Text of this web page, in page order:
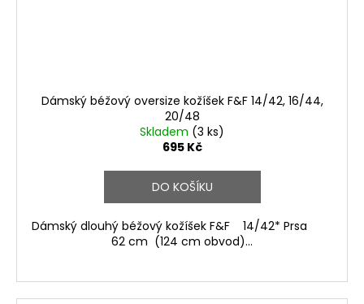
Dámský béžový oversize kožíšek F&F 14/42, 16/44,
20/48
Skladem (3 ks)
695 Kč
DO KOŠÍKU
Dámský dlouhý béžový kožíšek F&F 14/42* Prsa
62 cm (124 cm obvod)...